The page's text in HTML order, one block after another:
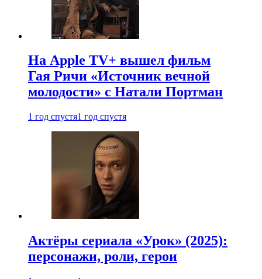
На Apple TV+ вышел фильм
Гая Ричи «Источник вечной
молодости» с Натали Портман
1 год спустя1 год спустя
Актёры сериала «Урок» (2025):
персонажи, роли, герои